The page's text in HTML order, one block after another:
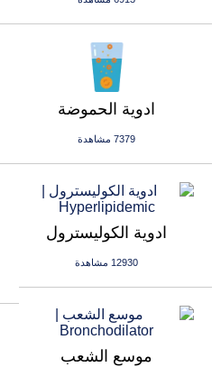
ادوية الحموضة
7379 مشاهدة
ادوية الكوليسترول
12930 مشاهدة
موسع الشعب